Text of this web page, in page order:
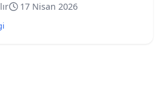
17 Nisan 2026